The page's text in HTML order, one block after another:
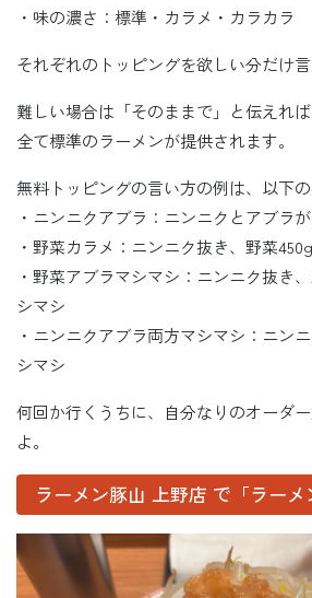
・味の濃さ：標準・カラメ・カラカラ
それぞれのトッピングを欲しい分だけ言
難しい場合は「そのままで」と伝えれ
全て標準のラーメンが提供されます。
無料トッピングの言い方の例は、以下の
・ニンニクアブラ：ニンニクとアブラ
・野菜カラメ：ニンニク抜き、野菜
・野菜アブラマシマシ：ニンニク抜き
シマシ
・ニンニクアブラ両方マシマシ：ニン
シマシ
何回か行くうちに、自分なりのオーダ
よ。
ラーメン豚山 上野店 で「ラー